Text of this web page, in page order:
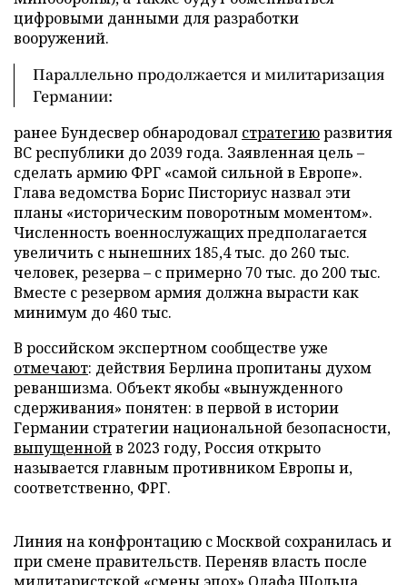
цифровыми данными для разработки
вооружений.
Параллельно продолжается и милитаризация
Германии:
ранее Бундесвер обнародовал стратегиюразвития
ВС республики до 2039 года. Заявленная цель –
сделать армию ФРГ «самой сильной в Европе».
Глава ведомства Борис Писториус назвал эти
планы «историческим поворотным моментом».
Численность военнослужащих предполагается
увеличить с нынешних 185,4 тыс. до 260 тыс.
человек, резерва – с примерно 70 тыс. до 200 тыс.
Вместе с резервом армия должна вырасти как
минимум до 460 тыс.
В российском экспертном сообществе уже
отмечают: действия Берлина пропитаны духом
реваншизма. Объект якобы «вынужденного
сдерживания» понятен: в первой в истории
Германии стратегии национальной безопасности,
выпущеннойв 2023 году, Россия открыто
называется главным противником Европы и,
соответственно, ФРГ.
Линия на конфронтацию с Москвой сохранилась и
при смене правительств. Переняв власть после